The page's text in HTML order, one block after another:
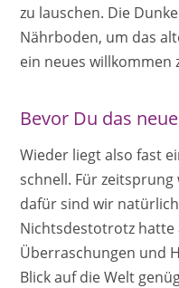
zu lauschen. Die
Nährboden, um das
ein neues willkommen
Bevor Du das
Wieder liegt also fast
schnell. Für
dafür sind wir
Nichtsdestotrotz hatte
Überraschungen und
Blick auf die Welt